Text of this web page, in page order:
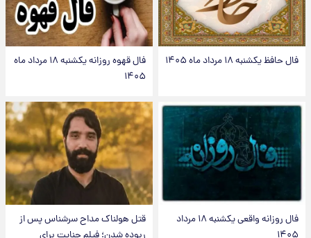
فال حافظ یکشنبه ۱۸ مرداد ماه ۱۴۰۵
فال قهوه روزانه یکشنبه ۱۸ مرداد ماه
۱۴۰۵
فال روزانه واقعی یکشنبه ۱۸ مرداد
قتل هولناک مداح سرشناس پس از